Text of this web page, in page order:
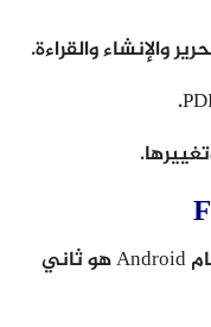
والإنشاء والقراءة.
برنامج Foxit MobilePDF Reader لنظام Android هو ثاني